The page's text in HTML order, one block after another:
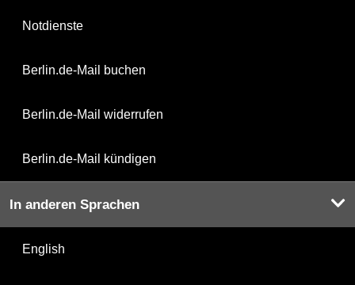
Notdienste
Berlin.de-Mail buchen
Berlin.de-Mail widerrufen
Berlin.de-Mail kündigen
In anderen Sprachen
English